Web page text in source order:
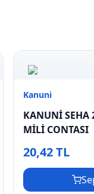
Kanuni
KANUNİ SEHA
MİLİ CONTASI
20,42 TL